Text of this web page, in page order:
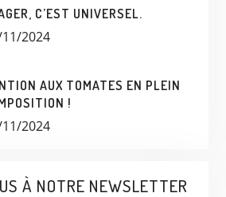
C’EST UNIVERSEL.
2024
AUX TOMATES EN PLEIN
!
2024
À NOTRE NEWSLETTER